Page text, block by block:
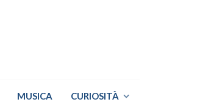
MUSICA CURIOSITÀ